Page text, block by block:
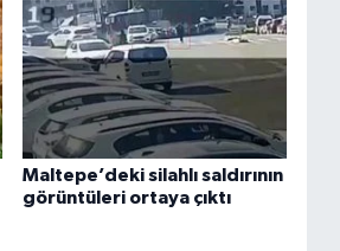
Maltepe’deki silahlı saldırının
görüntüleri ortaya çıktı